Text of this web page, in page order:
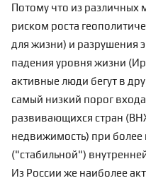
Потому что из различных
риском роста
для жизни) и разрушения
падения уровня жизни
активные люди бегут в
самый низкий порог
развивающихся стран
недвижимость) при
("стабильной")
Из России же наиболее